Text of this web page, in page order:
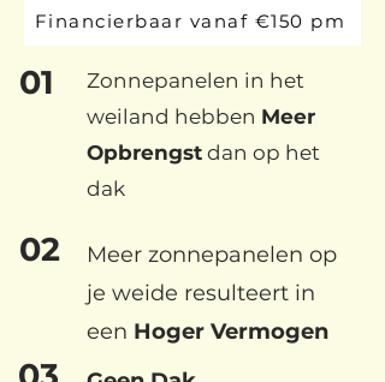
Financierbaar vanaf €150 pm
01
Zonnepanelen in het
weiland hebben Meer
Opbrengst dan op het
dak
02
Meer zonnepanelen op
je weide resulteert in
een Hoger Vermogen